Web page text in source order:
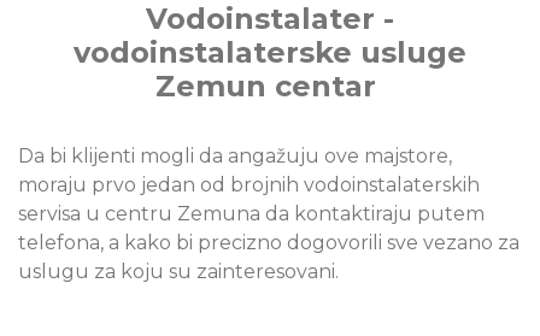
Vodoinstalater -
vodoinstalaterske usluge
Zemun centar
Da bi klijenti mogli da angažuju ove majstore,
moraju prvo jedan od brojnih vodoinstalaterskih
servisa u centru Zemuna da kontaktiraju putem
telefona, a kako bi precizno dogovorili sve vezano za
uslugu za koju su zainteresovani.